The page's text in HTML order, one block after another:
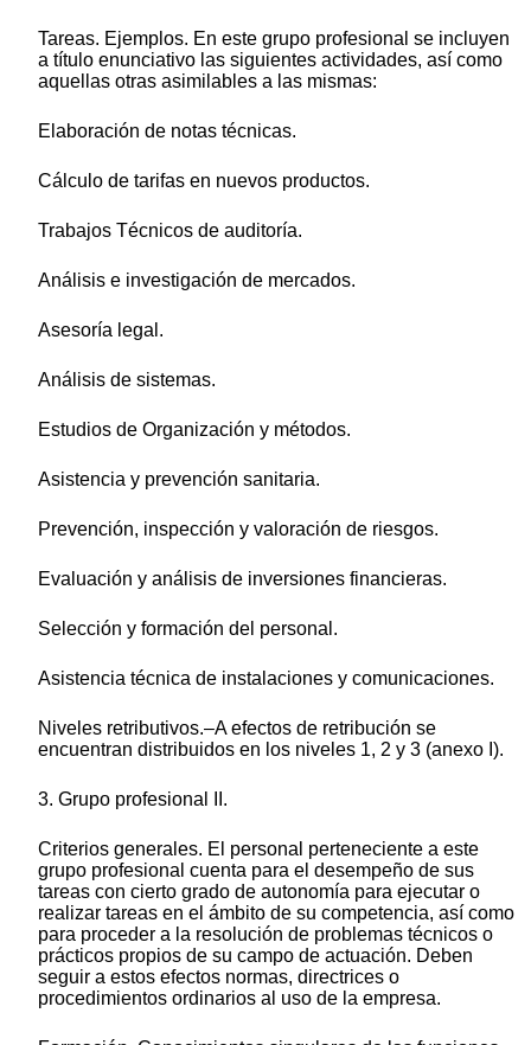
Tareas. Ejemplos. En este grupo profesional se incluyen
a título enunciativo las siguientes actividades, así como
aquellas otras asimilables a las mismas:
Elaboración de notas técnicas.
Cálculo de tarifas en nuevos productos.
Trabajos Técnicos de auditoría.
Análisis e investigación de mercados.
Asesoría legal.
Análisis de sistemas.
Estudios de Organización y métodos.
Asistencia y prevención sanitaria.
Prevención, inspección y valoración de riesgos.
Evaluación y análisis de inversiones financieras.
Selección y formación del personal.
Asistencia técnica de instalaciones y comunicaciones.
Niveles retributivos.–A efectos de retribución se
encuentran distribuidos en los niveles 1, 2 y 3 (anexo I).
3. Grupo profesional II.
Criterios generales. El personal perteneciente a este
grupo profesional cuenta para el desempeño de sus
tareas con cierto grado de autonomía para ejecutar o
realizar tareas en el ámbito de su competencia, así como
para proceder a la resolución de problemas técnicos o
prácticos propios de su campo de actuación. Deben
seguir a estos efectos normas, directrices o
procedimientos ordinarios al uso de la empresa.